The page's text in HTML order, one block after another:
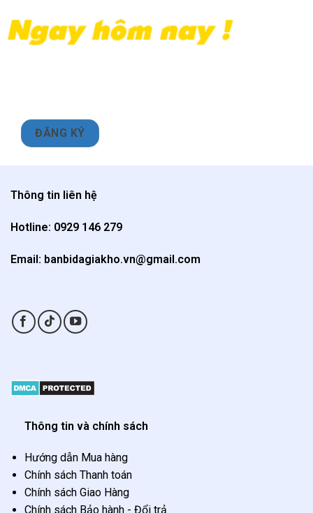
Thông tin liên hệ
Hotline: 0929 146 279
Email: banbidagiakho.vn@gmail.com
Thông tin và chính sách
Hướng dẫn Mua hàng
Chính sách Thanh toán
Chính sách Giao Hàng
Chính sách Bảo hành - Đổi trả